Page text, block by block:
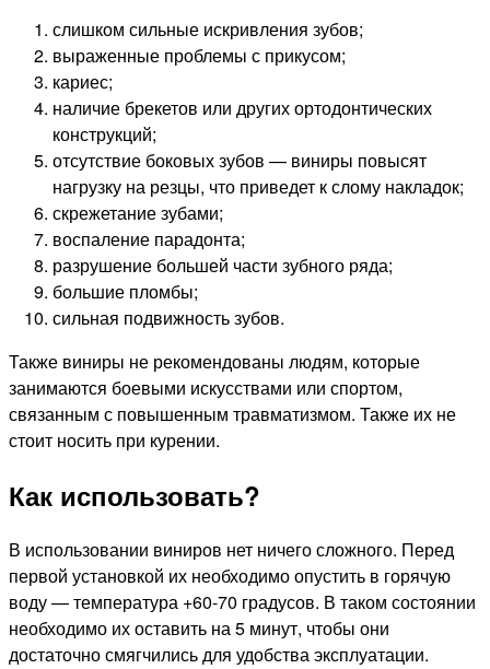
слишком сильные искривления зубов;
выраженные проблемы с прикусом;
кариес;
наличие брекетов или других ортодонтических
конструкций;
отсутствие боковых зубов — виниры повысят
нагрузку на резцы, что приведет к слому накладок;
скрежетание зубами;
воспаление парадонта;
разрушение большей части зубного ряда;
большие пломбы;
сильная подвижность зубов.
Также виниры не рекомендованы людям, которые
занимаются боевыми искусствами или спортом,
связанным с повышенным травматизмом. Также их не
стоит носить при курении.
Как использовать?
В использовании виниров нет ничего сложного. Перед
первой установкой их необходимо опустить в горячую
воду — температура +60-70 градусов. В таком состоянии
необходимо их оставить на 5 минут, чтобы они
достаточно смягчились для удобства эксплуатации.